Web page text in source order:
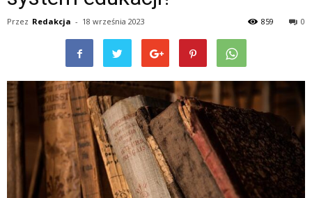
Przez Redakcja - 18 września 2023 0
859